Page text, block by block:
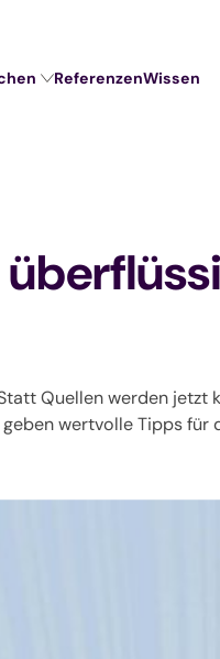
ReferenzenWissen
Quellen werden
wertvolle Tipps für